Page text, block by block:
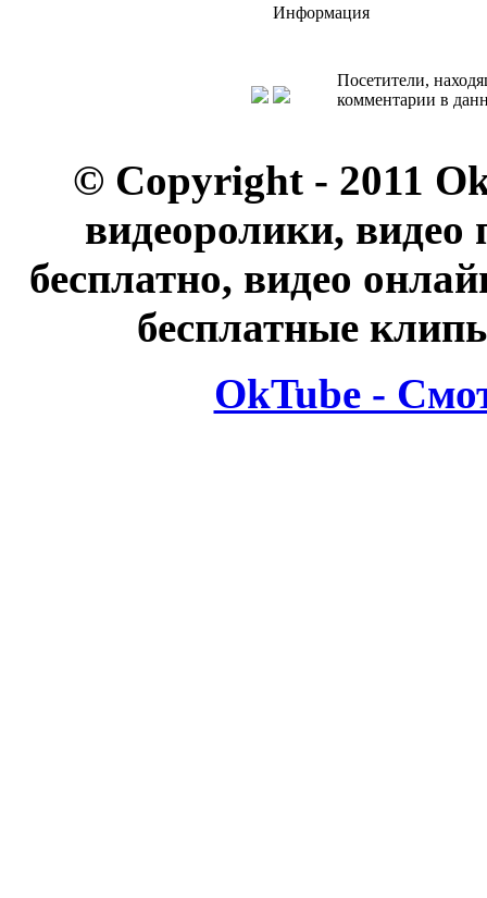
Информация
Посетители,
комментарии в
© Copyright - 2011
видеоролики, видео
бесплатно, видео
бесплатные
OkTube -